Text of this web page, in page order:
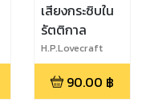
เสียงกระซิบใน
รัตติกาล
H.P.Lovecraft
90.00 ฿